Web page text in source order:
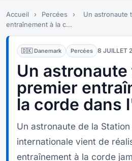
Accueil › Percées ›
Un astronaute
entraînement à la c...
🇩🇰 Danemark Percées 8 JUILLET
Un
premier
la corde dans
Un astronaute de la
internationale vient de
entraînement à la corde